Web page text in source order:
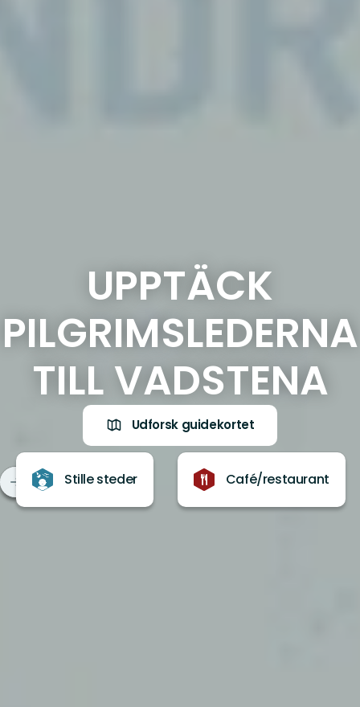
UPPTÄCK
PILGRIMSLEDERNA
TILL VADSTENA
Udforsk guidekortet
Stille steder Café/restaurant